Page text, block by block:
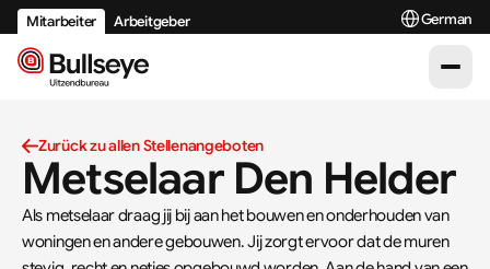
Zurück zu allen Stellenangeboten
Metselaar Den Helder
Als metselaar draag jij bij aan het bouwen en onderhouden van
woningen en andere gebouwen. Jij zorgt ervoor dat de muren
Mitarbeiter Arbeitgeber SelectGerman